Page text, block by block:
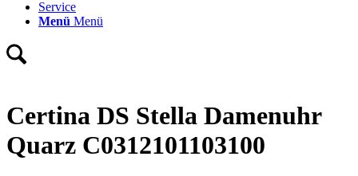
Service
Menü Menü
Certina DS Stella Damenuhr
Quarz C0312101103100